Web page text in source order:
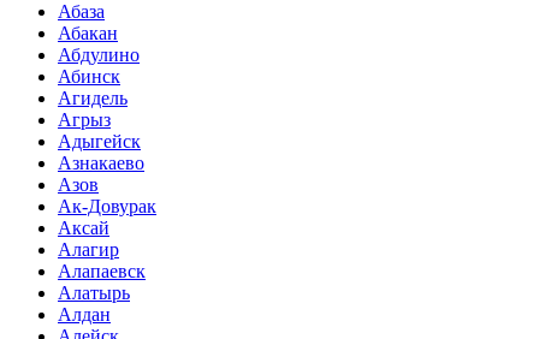
Абаза
Абакан
Абдулино
Абинск
Агидель
Агрыз
Адыгейск
Азнакаево
Азов
Ак-Довурак
Аксай
Алагир
Алапаевск
Алатырь
Алдан